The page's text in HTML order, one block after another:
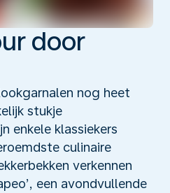
door
nog heet
stukje
enkele klassiekers
culinaire
verkennen
een avondvullende